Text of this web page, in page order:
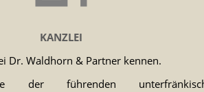
KANZLEI
Dr. Waldhorn & Partner kennen.
führenden